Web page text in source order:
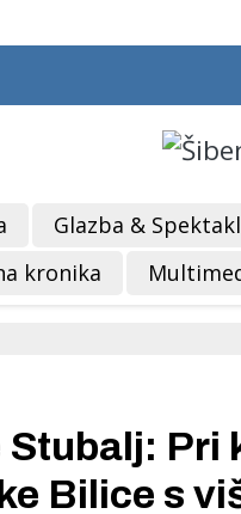
Glazba &
kronika
Bilice s